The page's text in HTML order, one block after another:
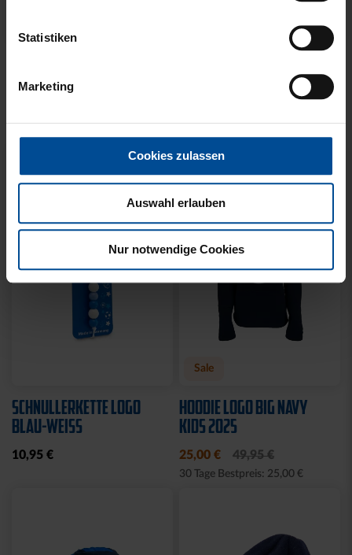
Statistiken
Marketing
Cookies zulassen
Auswahl erlauben
Nur notwendige Cookies
PLÜSCHKOPF
SCHNULLERKETTE LOGO
BLAU-WEISS
10,95 €
Sale
HOODIE LOGO BIG NAVY
KIDS 2025
25,00 € 49,95 €
30 Tage Bestpreis: 25,00 €